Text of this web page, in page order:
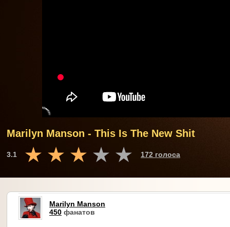
Marilyn Manson - This Is The New Shit
3.1 172 голоса
Marilyn Manson
450 фанатов